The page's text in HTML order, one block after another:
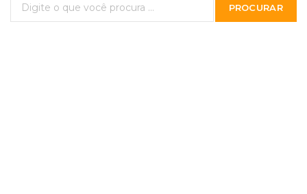
PROCURAR